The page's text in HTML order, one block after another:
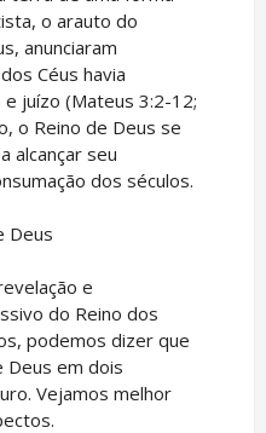
o arauto do
anunciaram
Céus havia
juízo (Mateus 3:2-12;
o Reino de Deus se
alcançar seu
dos séculos.
Deus
e
do Reino dos
podemos dizer que
Deus em dois
Vejamos melhor